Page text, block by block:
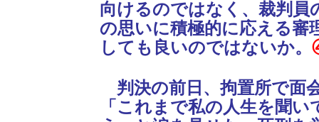
向けるのではなく、裁判員
の思いに積極的に応える審
しても良いのではないか。
判決の前日、拘置所で面
「これまで私の人生を聞